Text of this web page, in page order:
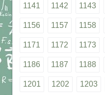
1141 1142 1143
1156 1157 1158
1171 1172 1173
1186 1187 1188
1201 1202 1203